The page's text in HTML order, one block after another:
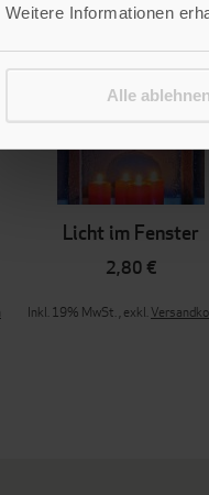
Weitere Informationen
Alle ablehnen
Licht im Fenster
2,80 €
Inkl. 19% MwSt.,exkl.